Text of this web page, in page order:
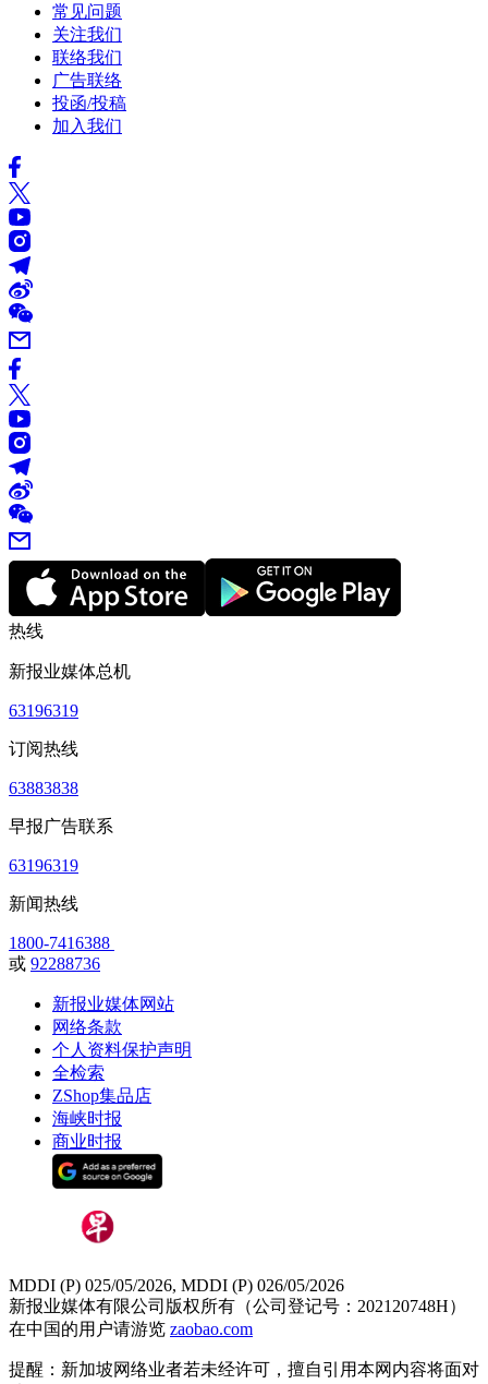
常见问题
关注我们
联络我们
广告联络
投函/投稿
加入我们
热线
新报业媒体总机
63196319
订阅热线
63883838
早报广告联系
63196319
新闻热线
1800-7416388
或 92288736
新报业媒体网站
网络条款
个人资料保护声明
全检索
ZShop集品店
海峡时报
商业时报
MDDI (P) 025/05/2026, MDDI (P) 026/05/2026
新报业媒体有限公司版权所有（公司登记号：202120748H）
在中国的用户请游览 zaobao.com
提醒：新加坡网络业者若未经许可，擅自引用本网内容将面对